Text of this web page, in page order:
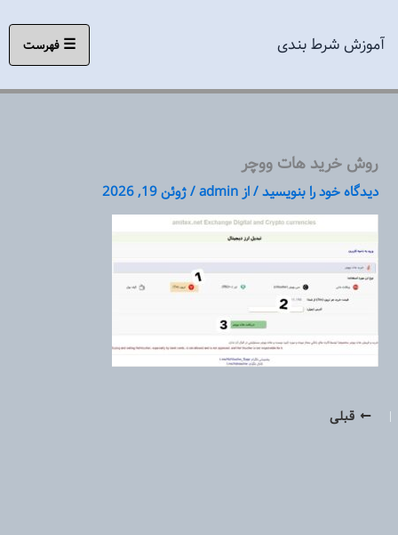
محتواآموزش شرط بندی ☰ فهرست
روش خرید هات ووچر
دیدگاه‌ خود را بنویسید / از admin
/ژوئن 19, 2026
قبلی